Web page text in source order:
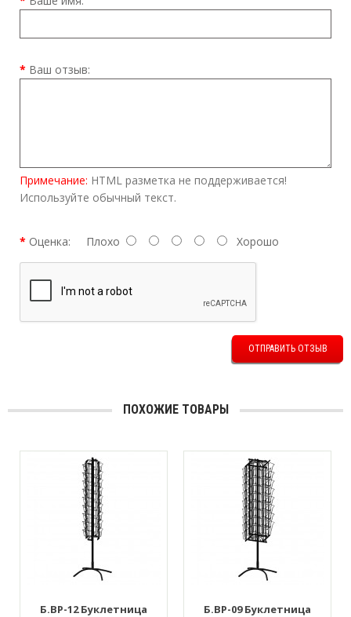
Ваш отзыв:
Примечание: HTML разметка не поддерживается!
Используйте обычный текст.
Оценка: Плохо Хорошо
ОТПРАВИТЬ ОТЗЫВ
ПОХОЖИЕ ТОВАРЫ
Б.ВР-12 Буклетница
Б.ВР-09 Буклетница